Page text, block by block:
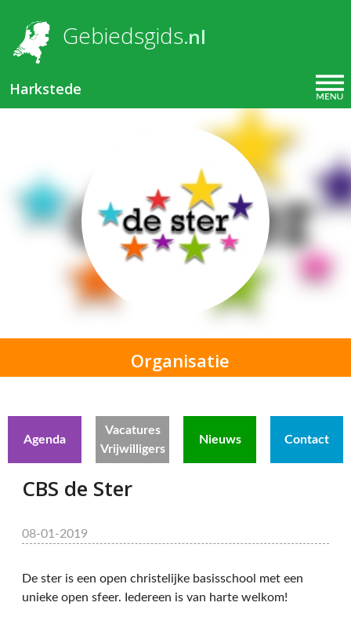
Organisatie
Gebiedsgids.nl
Harkstede
Agenda
Vacatures
Vrijwilligers
Nieuws Contact
CBS de Ster
08-01-2019
De ster is een open christelijke basisschool met een
unieke open sfeer. Iedereen is van harte welkom!